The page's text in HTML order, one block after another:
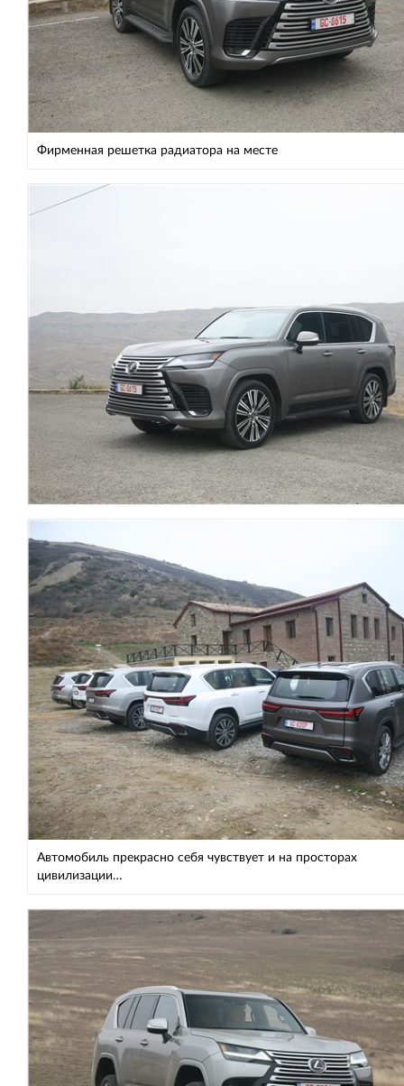
Фирменная решетка радиатора на месте
Автомобиль прекрасно себя чувствует и на просторах
цивилизации…